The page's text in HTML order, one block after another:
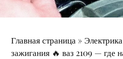
Главная страница »
зажигания 🔥 ваз 2109 — где